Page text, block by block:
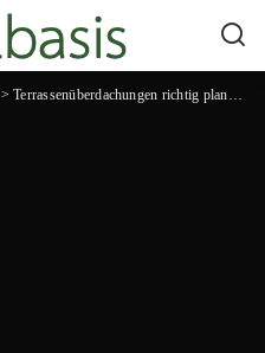
>Terrassenüberdachungen richtig planen und gestalten